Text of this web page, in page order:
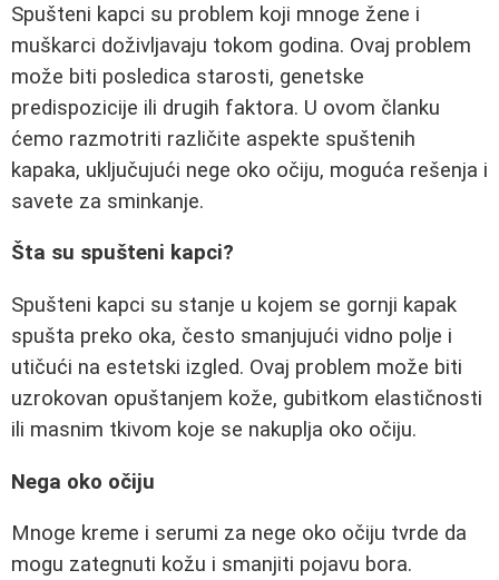
Spušteni kapci su problem koji mnoge žene i
muškarci doživljavaju tokom godina. Ovaj problem
može biti posledica starosti, genetske
predispozicije ili drugih faktora. U ovom članku
ćemo razmotriti različite aspekte spuštenih
kapaka, uključujući nege oko očiju, moguća rešenja i
savete za sminkanje.
Šta su spušteni kapci?
Spušteni kapci su stanje u kojem se gornji kapak
spušta preko oka, često smanjujući vidno polje i
utičući na estetski izgled. Ovaj problem može biti
uzrokovan opuštanjem kože, gubitkom elastičnosti
ili masnim tkivom koje se nakuplja oko očiju.
Nega oko očiju
Mnoge kreme i serumi za nege oko očiju tvrde da
mogu zategnuti kožu i smanjiti pojavu bora.